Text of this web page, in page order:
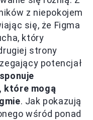
z niepokojem
się, że Figma
który
strony
potencjał
które mogą
. Jak pokazują
wśród ponad